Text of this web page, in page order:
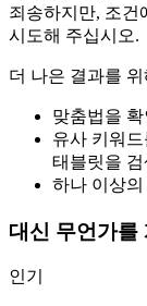
죄송하지만, 조건
시도해 주십시오.
더 나은 결과를
맞춤법을
유사 키워
태블릿을
하나 이상
대신 무언가를
인기